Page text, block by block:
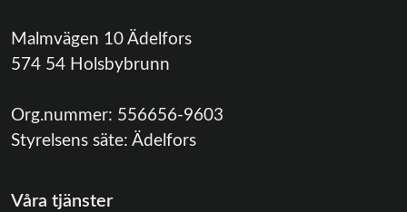
Malmvägen 10 Ädelfors
574 54 Holsbybrunn
Org.nummer: 556656-9603
Styrelsens säte: Ädelfors
Våra tjänster